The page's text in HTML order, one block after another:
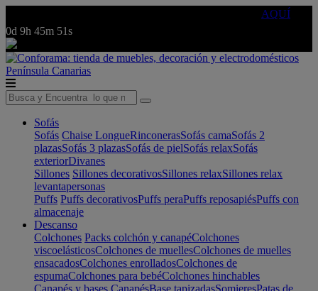
AQUÍ
0d 9h 45m 51s
Península Canarias
Sofás
Sofás Chaise LongueRinconerasSofás camaSofás 2
plazasSofás 3 plazasSofás de pielSofás relaxSofás
exteriorDivanes
Sillones Sillones decorativosSillones relaxSillones relax
levantapersonas
Puffs Puffs decorativosPuffs peraPuffs reposapiésPuffs con
almacenaje
Descanso
Colchones Packs colchón y canapéColchones
viscoelásticosColchones de muellesColchones de muelles
ensacadosColchones enrolladosColchones de
espumaColchones para bebéColchones hinchables
Canapés y bases CanapésBase tapizadasSomieresPatas de